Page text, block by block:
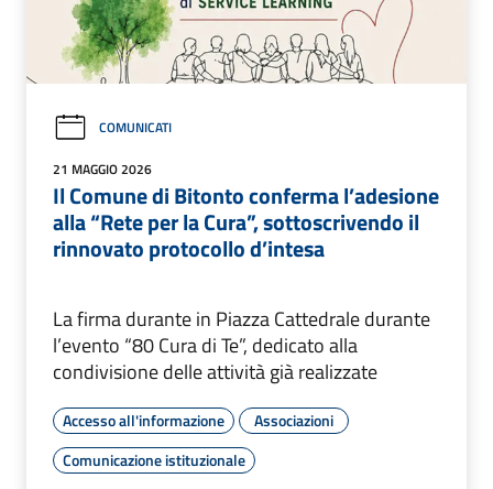
COMUNICATI
21 MAGGIO 2026
Il Comune di Bitonto conferma l’adesione
alla “Rete per la Cura”, sottoscrivendo il
rinnovato protocollo d’intesa
La firma durante in Piazza Cattedrale durante
l’evento “80 Cura di Te”, dedicato alla
condivisione delle attività già realizzate
Accesso all'informazione
Associazioni
Comunicazione istituzionale